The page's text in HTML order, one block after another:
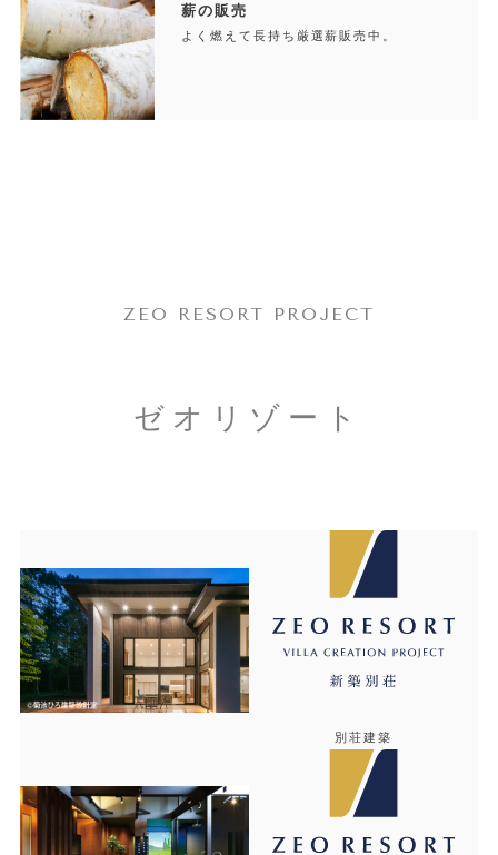
薪の販売
よく燃えて長持ち厳選薪販売中。
ZEO RESORT PROJECT
ゼオリゾート
別荘建築